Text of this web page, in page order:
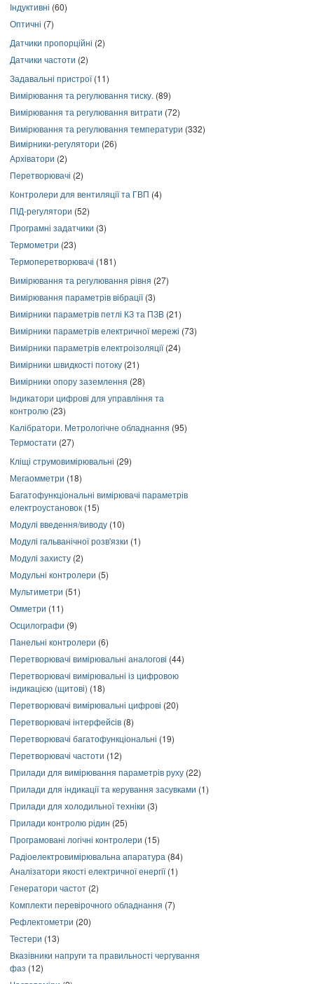
Індуктивні (60)
Оптичні (7)
Датчики пропорційні (2)
Датчики частоти (2)
Задавальні пристрої(11)
Вимірювання та регулювання тиску. (89)
Вимірювання та регулювання витрати (72)
Вимірювання та регулювання температури (332)
Вимірники-регулятори (26)
Архіватори (2)
Перетворювачі (2)
Контролери для вентиляції та ГВП (4)
ПІД-регулятори (52)
Програмні задатчики (3)
Термометри (23)
Термоперетворювачі (181)
Вимірювання та регулювання рівня (27)
Вимірювання параметрів вібрації(3)
Вимірники параметрів петлі КЗ та ПЗВ (21)
Вимірники параметрів електричної мережі (73)
Вимірники параметрів електроізоляції(24)
Вимірники швидкості потоку (21)
Вимірники опору заземлення (28)
Індикатори цифрові для управління та
контролю (23)
Калібратори. Метрологічне обладнання (95)
Термостати (27)
Кліщі струмовимірювальні (29)
Мегаомметри (18)
Багатофункціональні вимірювачі параметрів
електроустановок (15)
Модулі введення/виводу (10)
Модулі гальванічної розв'язки (1)
Модулі захисту (2)
Модульні контролери (5)
Мультиметри (51)
Омметри (11)
Осцилографи (9)
Панельні контролери (6)
Перетворювачі вимірювальні аналогові (44)
Перетворювачі вимірювальні із цифровою
індикацією (щитові) (18)
Перетворювачі вимірювальні цифрові (20)
Перетворювачі інтерфейсів (8)
Перетворювачі багатофункціональні (19)
Перетворювачі частоти (12)
Прилади для вимірювання параметрів руху (22)
Прилади для індикації та керування засувками (1)
Прилади для холодильної техніки (3)
Прилади контролю рідин (25)
Програмовані логічні контролери (15)
Радіоелектровимірювальна апаратура (84)
Аналізатори якості електричної енергії(1)
Генератори частот (2)
Комплекти перевірочного обладнання (7)
Рефлектометри (20)
Тестери (13)
Вказівники напруги та правильності чергування
фаз (12)